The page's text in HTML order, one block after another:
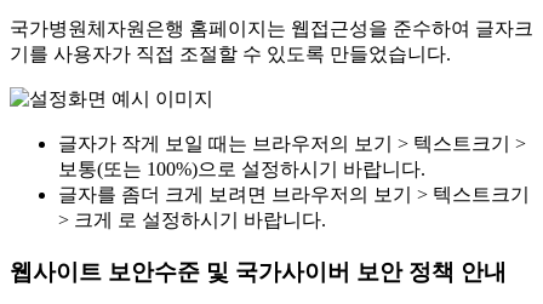
국가병원체자원은행 홈페이지는 웹접근성을 준수하여 글자크
기를 사용자가 직접 조절할 수 있도록 만들었습니다.
글자가 작게 보일 때는 브라우저의 보기 > 텍스트크기 >
보통(또는 100%)으로 설정하시기 바랍니다.
글자를 좀더 크게 보려면 브라우저의 보기 > 텍스트크기
> 크게 로 설정하시기 바랍니다.
웹사이트 보안수준 및 국가사이버 보안 정책 안내